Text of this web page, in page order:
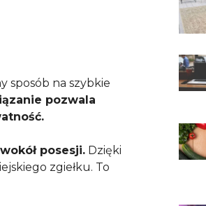
sposób na szybkie
pozwala
posesji. Dzięki
zgiełku. To